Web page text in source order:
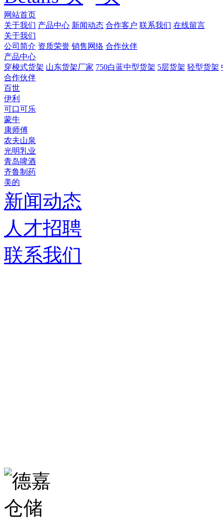
网站首页
关于我们 产品中心 新闻动态 合作客户 联系我们 在线留言
关于我们
公司简介 资质荣誉 销售网络 合作伙伴
产品中心
穿梭式货架 山东货架厂家 750白蓝中型货架 5层货架 轻型货架
合作伙伴
百世
伊利
可口可乐
蒙牛
康师傅
农夫山泉
光明乳业
青岛啤酒
齐鲁制药
美的
新闻动态
人才招聘
联系我们